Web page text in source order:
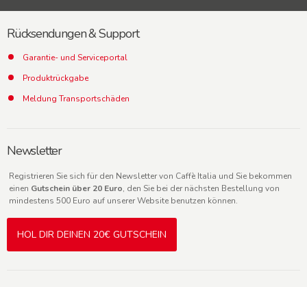
Rücksendungen & Support
Garantie- und Serviceportal
Produktrückgabe
Meldung Transportschäden
Newsletter
Registrieren Sie sich für den Newsletter von Caffè Italia und Sie bekommen
einen Gutschein über 20 Euro, den Sie bei der nächsten Bestellung von
mindestens 500 Euro auf unserer Website benutzen können.
HOL DIR DEINEN 20€ GUTSCHEIN